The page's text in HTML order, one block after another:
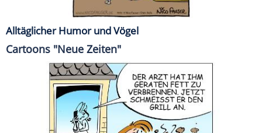
Alltäglicher Humor und Vögel
Cartoons "Neue Zeiten"